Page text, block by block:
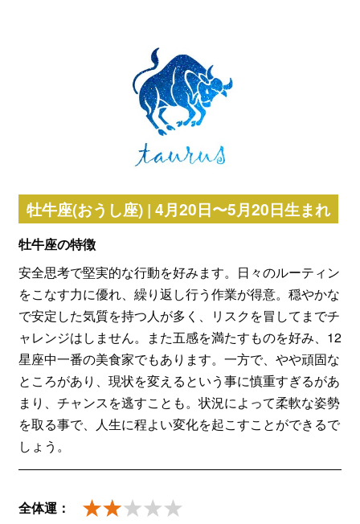
牡牛座(おうし座) | 4月20日〜5月20日生まれ
牡牛座の特徴
安全思考で堅実的な行動を好みます。日々のルーティン
をこなす力に優れ、繰り返し行う作業が得意。穏やかな
で安定した気質を持つ人が多く、リスクを冒してまでチ
ャレンジはしません。また五感を満たすものを好み、12
星座中一番の美食家でもあります。一方で、やや頑固な
ところがあり、現状を変えるという事に慎重すぎるがあ
まり、チャンスを逃すことも。状況によって柔軟な姿勢
を取る事で、人生に程よい変化を起こすことができるで
しょう。
全体運：